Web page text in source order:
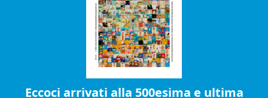
Eccoci arrivati alla 500esima e ultima